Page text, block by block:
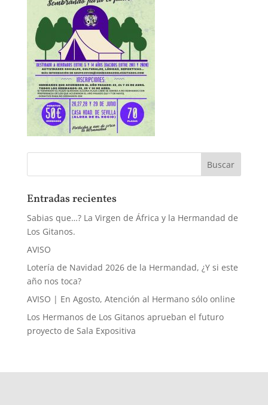
Entradas recientes
Sabias que…? La Virgen de África y la Hermandad de
Los Gitanos.
AVISO
Lotería de Navidad 2026 de la Hermandad, ¿Y si este
año nos toca?
AVISO | En Agosto, Atención al Hermano sólo online
Los Hermanos de Los Gitanos aprueban el futuro
proyecto de Sala Expositiva